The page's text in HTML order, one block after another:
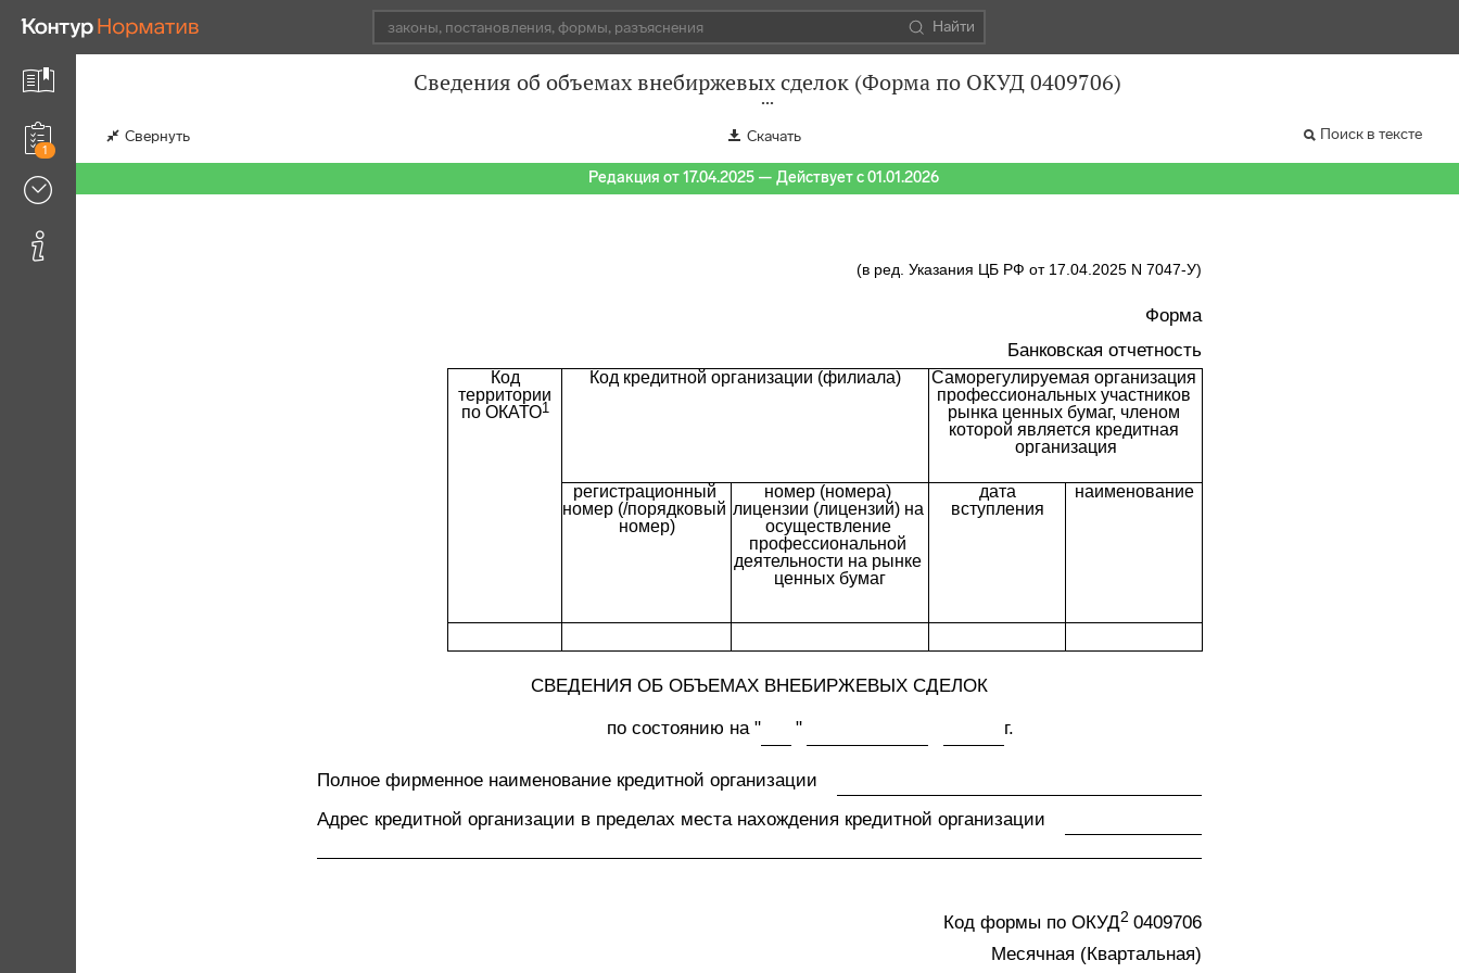
Найти
1
Сведения об объемах внебиржевых сделок (Форма по ОКУД 0409706)
Свернуть Скачать Поиск в тексте
Редакция от 17.04.2025 — Действует с 01.01.2026
(в ред. Указания ЦБ РФ от 17.04.2025 N 7047-У)
Форма
Банковская отчетность
Код
территории
по ОКАТО1
Код кредитной организации (филиала)
Саморегулируемая организация
профессиональных участников
рынка ценных бумаг, членом
которой является кредитная
организация
регистрационный
номер (/порядковый
номер)
номер (номера)
лицензии (лицензий) на
осуществление
профессиональной
деятельности на рынке
ценных бумаг
дата
вступления
наименование
СВЕДЕНИЯ ОБ ОБЪЕМАХ ВНЕБИРЖЕВЫХ СДЕЛОК
по состоянию на "
" г.
Полное фирменное наименование кредитной организации
Адрес кредитной организации в пределах места нахождения кредитной организации
Код формы по ОКУД2 0409706
Месячная (Квартальная)